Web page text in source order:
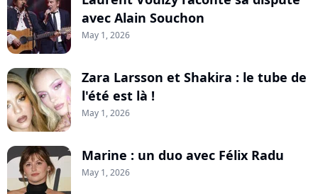
avec Alain Souchon
May 1, 2026
Zara Larsson et Shakira : le tube de
l'été est là !
May 1, 2026
Marine : un duo avec Félix Radu
May 1, 2026